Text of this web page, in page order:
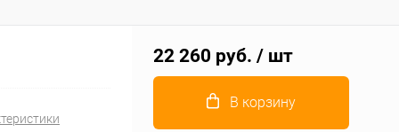
22 260 руб. / шт
В корзину